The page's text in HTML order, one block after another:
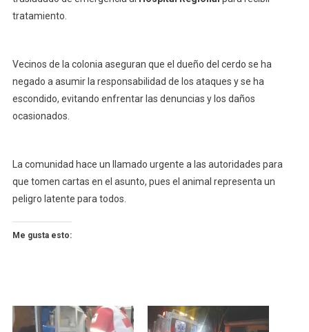
tratamiento.
Vecinos de la colonia aseguran que el dueño del cerdo se ha
negado a asumir la responsabilidad de los ataques y se ha
escondido, evitando enfrentar las denuncias y los daños
ocasionados.
La comunidad hace un llamado urgente a las autoridades para
que tomen cartas en el asunto, pues el animal representa un
peligro latente para todos.
Me gusta esto: